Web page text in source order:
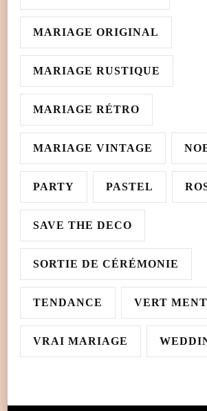
MARIAGE ORIGINAL
MARIAGE RUSTIQUE
MARIAGE RÉTRO
MARIAGE VINTAGE
PARTY PASTEL
SAVE THE DECO
SORTIE DE CÉRÉMONIE
TENDANCE VERT
VRAI MARIAGE